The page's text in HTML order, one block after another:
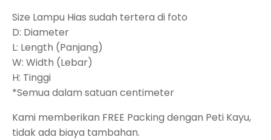
Size Lampu Hias sudah tertera di foto
D: Diameter
L: Length (Panjang)
W: Width (Lebar)
H: Tinggi
*Semua dalam satuan centimeter
Kami memberikan FREE Packing dengan Peti Kayu,
tidak ada biaya tambahan.